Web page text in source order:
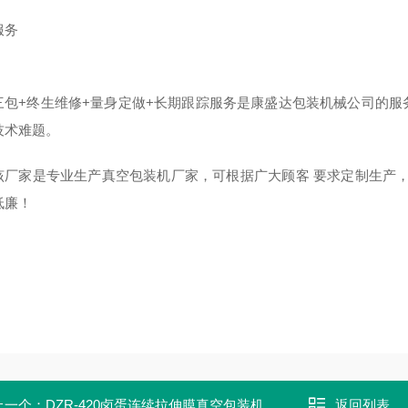
务
包+终生维修+量身定做+长期跟踪服务是康盛达包装机械公司的
难题。
厂家是专业生产真空包装机厂家，可根据广大顾客 要求定制生产
！
一个： DZR-420卤蛋连续拉伸膜真空包装机 返回列表